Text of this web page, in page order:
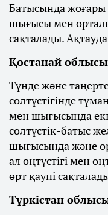
Батысында жоғары
шығысы мен
сақталады.
Қостанай облысы
Түнде және
солтүстігінде
мен шығысында
солтүстік-батыс
шығысында және
ал оңтүстігі мен
өрт қаупі
Түркістан